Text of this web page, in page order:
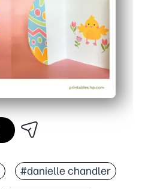
#danielle chandler